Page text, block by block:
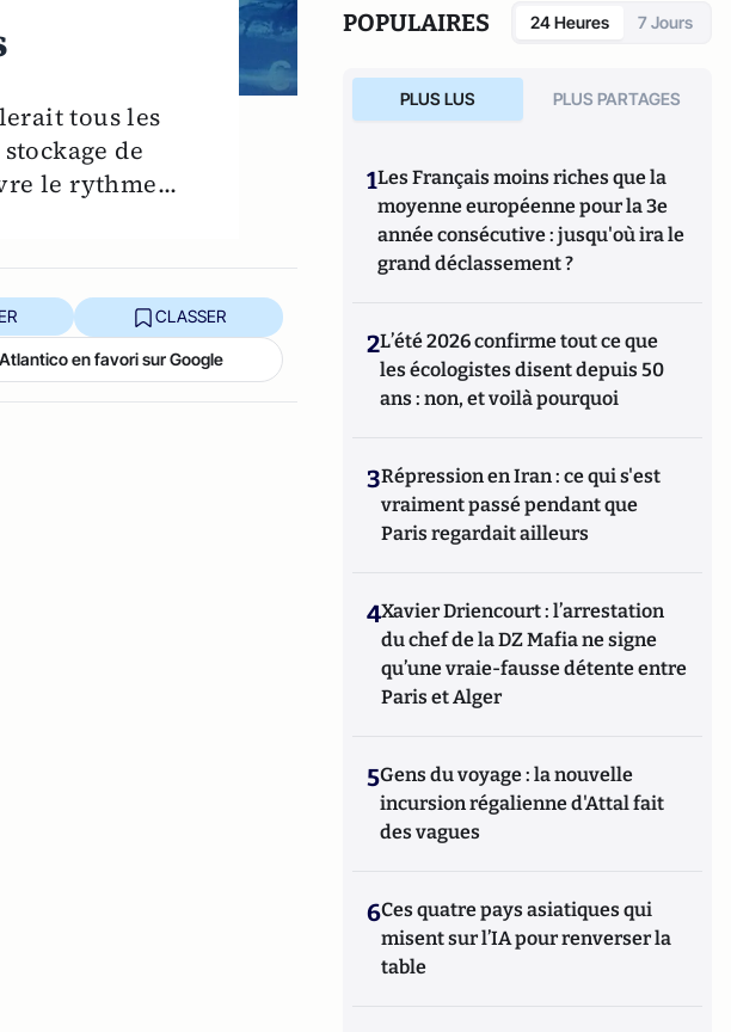
tous les
de
le rythme...
CLASSER
en favori sur Google
gestion de projet".
POPULAIRES 24 Heures 7 Jours
PLUS LUS PLUS PARTAGES
1Les Français moins riches que la
moyenne européenne pour la 3e
année consécutive : jusqu'où ira le
grand déclassement ?
2L’été 2026 confirme tout ce que
les écologistes disent depuis 50
ans : non, et voilà pourquoi
3Répression en Iran : ce qui s'est
vraiment passé pendant que
Paris regardait ailleurs
4Xavier Driencourt : l’arrestation
du chef de la DZ Mafia ne signe
qu’une vraie-fausse détente entre
Paris et Alger
5Gens du voyage : la nouvelle
incursion régalienne d'Attal fait
des vagues
6Ces quatre pays asiatiques qui
misent sur l’IA pour renverser la
table